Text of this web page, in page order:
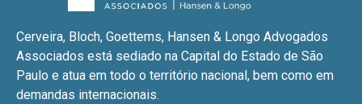
Cerveira, Bloch, Goettems, Hansen & Longo Advogados
Associados está sediado na Capital do Estado de São
Paulo e atua em todo o território nacional, bem como em
demandas internacionais.